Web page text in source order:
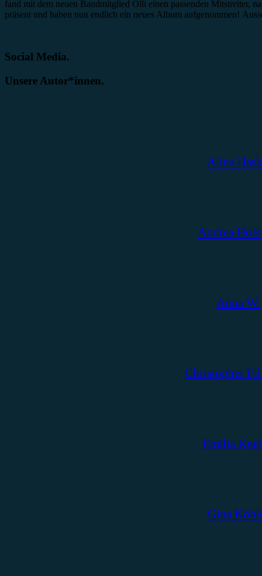
fand mit dem neuen Bandmitglied Olli einen passenden Mitstreiter,
präsent und haben nun endlich ein neues Album aufgenommen!
Social Media.
Unsere Autor*innen.
Alina
Andrea
Anna W.
Christopher
Emilia
Gina